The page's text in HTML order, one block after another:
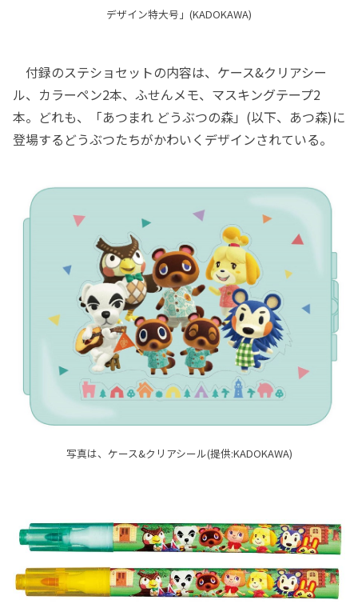
デザイン特大号」(KADOKAWA)
付録のステショセットの内容は、ケース&クリアシー
ル、カラーペン2本、ふせんメモ、マスキングテープ2
本。どれも、「あつまれ どうぶつの森」(以下、あつ森)に
登場するどうぶつたちがかわいくデザインされている。
写真は、ケース&クリアシール(提供:KADOKAWA)